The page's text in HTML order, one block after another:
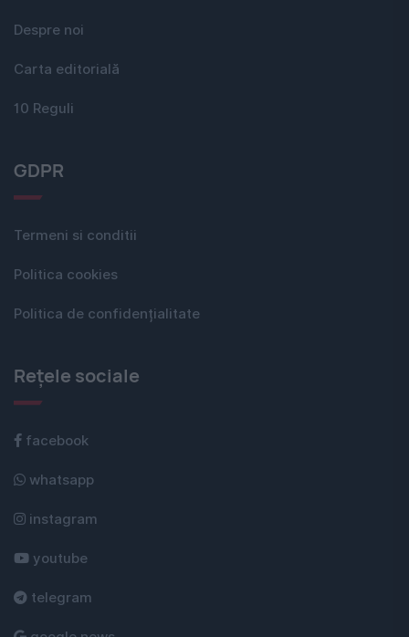
Despre noi
Carta editorială
10 Reguli
GDPR
Termeni si conditii
Politica cookies
Politica de confidențialitate
Rețele sociale
facebook
whatsapp
instagram
youtube
telegram